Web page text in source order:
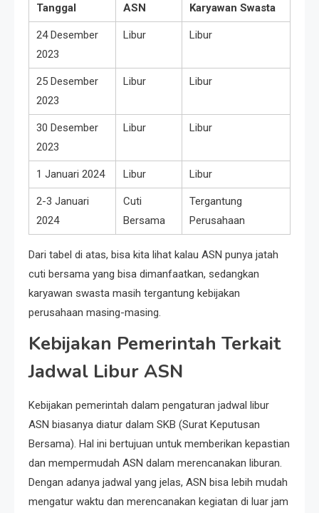
Tanggal ASN Karyawan Swasta
24 Desember
2023
Libur Libur
25 Desember
2023
Libur Libur
30 Desember
2023
Libur Libur
1 Januari 2024 Libur Libur
2-3 Januari
2024
Cuti
Bersama
Tergantung
Perusahaan
Dari tabel di atas, bisa kita lihat kalau ASN punya jatah
cuti bersama yang bisa dimanfaatkan, sedangkan
karyawan swasta masih tergantung kebijakan
perusahaan masing-masing.
Kebijakan Pemerintah Terkait
Jadwal Libur ASN
Kebijakan pemerintah dalam pengaturan jadwal libur
ASN biasanya diatur dalam SKB (Surat Keputusan
Bersama). Hal ini bertujuan untuk memberikan kepastian
dan mempermudah ASN dalam merencanakan liburan.
Dengan adanya jadwal yang jelas, ASN bisa lebih mudah
mengatur waktu dan merencanakan kegiatan di luar jam